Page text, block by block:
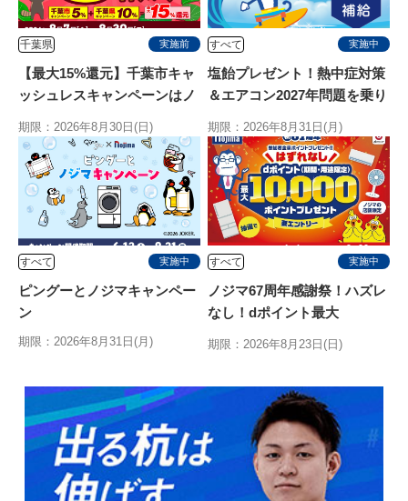
千葉県 実施前
【最大15%還元】千葉市キャ
ッシュレスキャンペーンはノ
期限：2026年8月30日(日)
すべて 実施中
塩飴プレゼント！熱中症対策
＆エアコン2027年問題を乗り
期限：2026年8月31日(月)
すべて 実施中
ピングーとノジマキャンペー
ン
期限：2026年8月31日(月)
すべて 実施中
ノジマ67周年感謝祭！ハズレ
なし！dポイント最大
期限：2026年8月23日(日)